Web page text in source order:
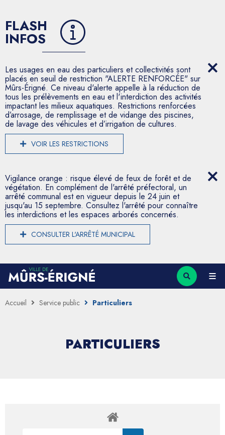
FLASH
INFOS
Les usages en eau des particuliers et collectivités sont
placés en seuil de restriction "ALERTE RENFORCÉE" sur
Mûrs-Érigné. Ce niveau d'alerte appelle à la réduction de
tous les prélèvements en eau et l'interdiction des activités
impactant les milieux aquatiques. Restrictions renforcées
d’arrosage, de remplissage et de vidange des piscines,
de lavage des véhicules et d’irrigation de cultures.
VOIR LES RESTRICTIONS
Vigilance orange : risque élevé de feux de forêt et de
végétation. En complément de l'arrêté préfectoral, un
arrêté communal est en vigueur depuis le 24 juin et
jusqu'au 15 septembre. Consultez l'arrêté pour connaître
les interdictions et les espaces arborés concernés.
CONSULTER L'ARRÊTÉ MUNICIPAL
Accueil Service public Particuliers
PARTICULIERS